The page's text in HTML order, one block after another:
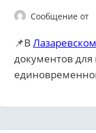
Сообщение от
📌В Лазаревском
документов